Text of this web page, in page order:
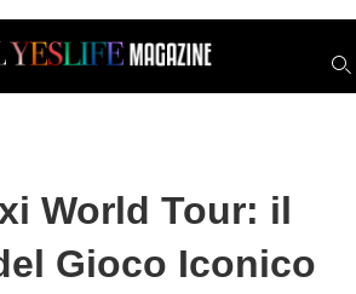
World Tour: il
Gioco Iconico